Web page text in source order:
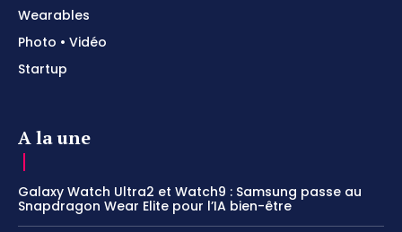
Wearables
Photo • Vidéo
Startup
A la une
Galaxy Watch Ultra2 et Watch9 : Samsung passe au
Snapdragon Wear Elite pour l’IA bien-être